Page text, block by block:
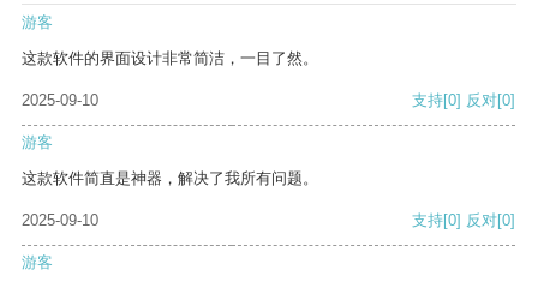
游客
这款软件的界面设计非常简洁，一目了然。
2025-09-10 支持[0] 反对[0]
游客
这款软件简直是神器，解决了我所有问题。
2025-09-10 支持[0] 反对[0]
游客